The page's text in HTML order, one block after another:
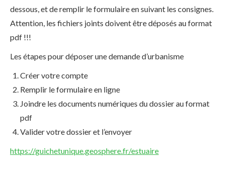
dessous, et de remplir le formulaire en suivant les consignes.
Attention, les fichiers joints doivent être déposés au format
pdf !!!
Les étapes pour déposer une demande d’urbanisme
Créer votre compte
Remplir le formulaire en ligne
Joindre les documents numériques du dossier au format
pdf
Valider votre dossier et l’envoyer
https://guichetunique.geosphere.fr/estuaire